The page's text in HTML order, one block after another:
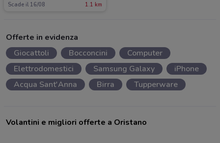
Scade il 16/08 1.1 km
Offerte in evidenza
Giocattoli
Bocconcini
Computer
Elettrodomestici
Samsung Galaxy
iPhone
Acqua Sant'Anna
Birra Tupperware
Volantini e migliori offerte a Oristano